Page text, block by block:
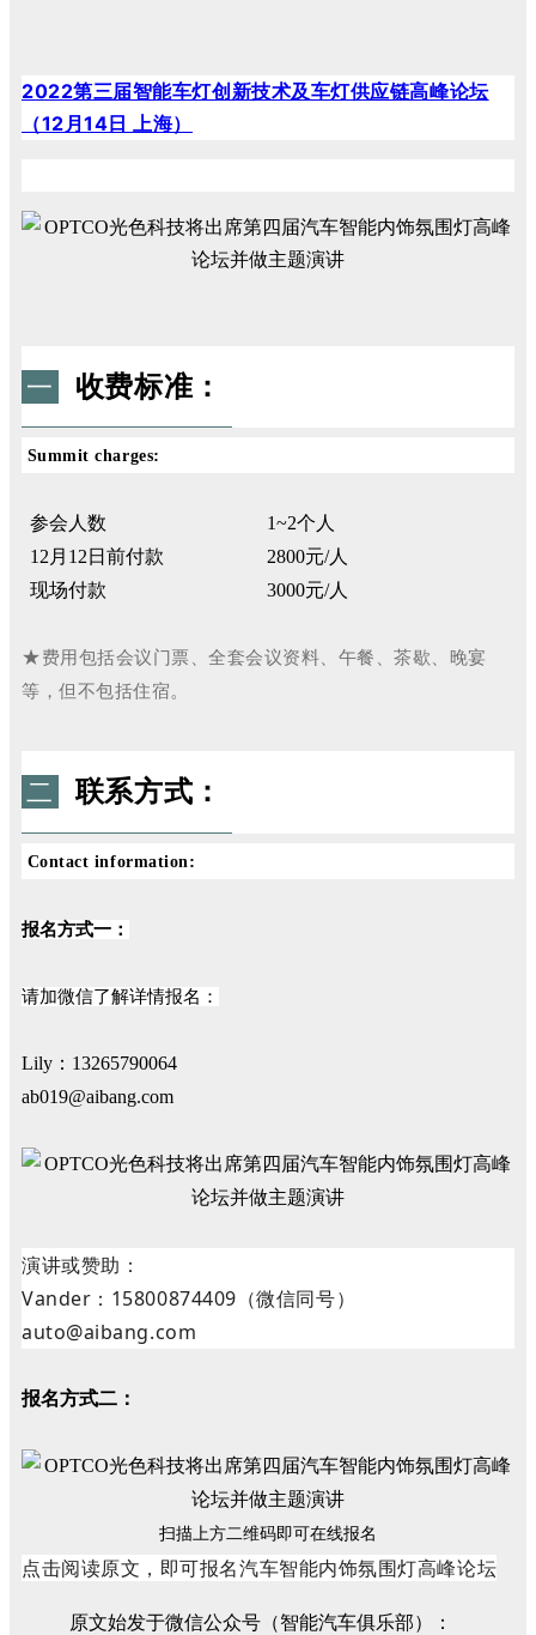
2022第三届智能车灯创新技术及车灯供应链高峰论坛
（12月14日 上海）
一 收费标准：
Summit charges:
参会人数 1~2个人
12月12日前付款 2800元/人
现场付款
3000元/人
★费用包括会议门票、全套会议资料、午餐、茶歇、晚宴
等，但不包括住宿。
二 联系方式：
Contact information:
报名方式一：
请加微信了解详情报名：
Lily：13265790064
ab019@aibang.com
演讲或赞助：
Vander：15800874409（微信同号）
auto@aibang.com
报名方式二：
扫描上方二维码即可在线报名
点击阅读原文，即可报名汽车智能内饰氛围灯高峰论坛
原文始发于微信公众号（智能汽车俱乐部）：